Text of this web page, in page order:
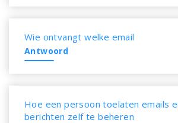
Wie ontvangt welke email
Antwoord
Hoe een persoon toelaten emails
berichten zelf te beheren